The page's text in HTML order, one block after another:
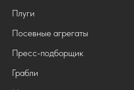
Плуги
Посевные агрегаты
Пресс-подборщик
Грабли